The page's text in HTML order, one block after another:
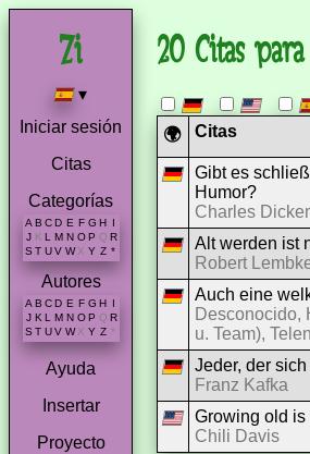
▾
Iniciar sesión
Citas
Categorías
A B C D E F G H I
J K L M N O P Q R
S T U V W X Y Z *
Autores
A B C D E F G H
J K L M N O P Q R
S T U V W X Y Z *
Ayuda
Insertar
Proyecto
20 Citas
🌍 Citas
Gibt es
Humor?
Charles
Alt werden ist
Robert
Auch eine
Desconocido,
u. Team),
Jeder, der
Franz Kafka
Growing old is
Chili Davis